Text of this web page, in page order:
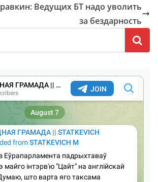
Ведущих БТ надо уволить
за бездарность